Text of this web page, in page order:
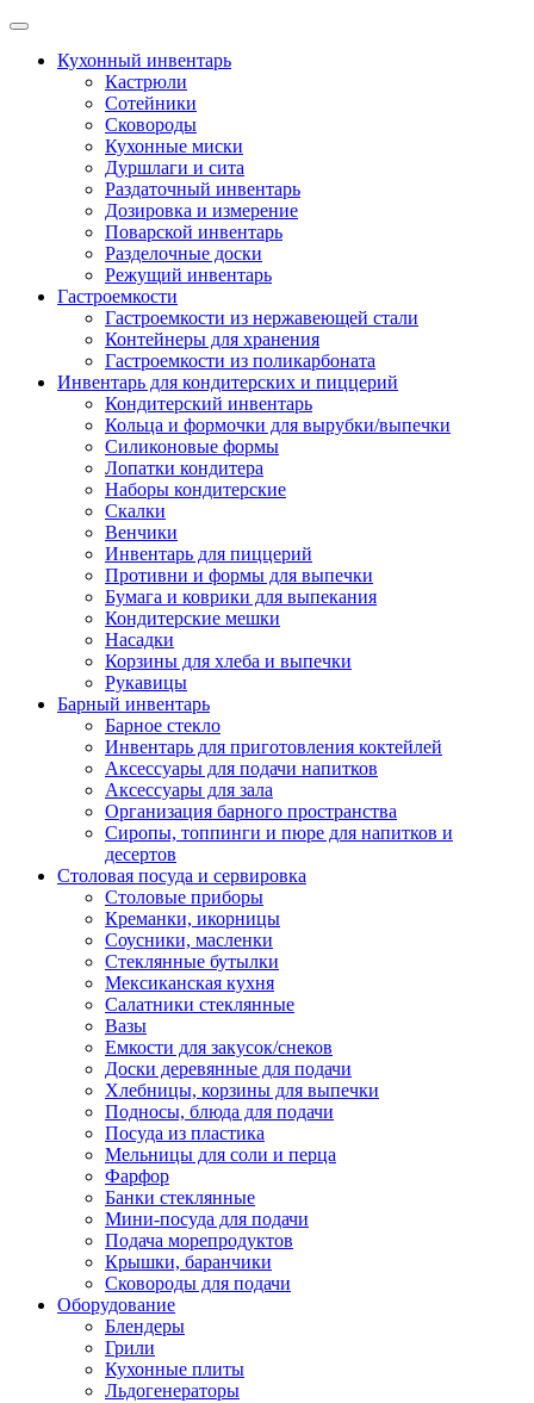
Skip
contentКухонный инвентарь
Кастрюли
Сотейники
Сковороды
Кухонные миски
Дуршлаги и сита
Раздаточный инвентарь
Дозировка и измерение
Поварской инвентарь
Разделочные доски
Режущий инвентарь
Гастроемкости
Гастроемкости из нержавеющей стали
Контейнеры для хранения
Гастроемкости из поликарбоната
Инвентарь для кондитерских и пиццерий
Кондитерский инвентарь
Кольца и формочки для вырубки/выпечки
Силиконовые формы
Лопатки кондитера
Наборы кондитерские
Скалки
Венчики
Инвентарь для пиццерий
Противни и формы для выпечки
Бумага и коврики для выпекания
Кондитерские мешки
Насадки
Корзины для хлеба и выпечки
Рукавицы
Барный инвентарь
Барное стекло
Инвентарь для приготовления коктейлей
Аксессуары для подачи напитков
Аксессуары для зала
Организация барного пространства
Сиропы, топпинги и пюре для напитков и
десертов
Столовая посуда и сервировка
Столовые приборы
Креманки, икорницы
Соусники, масленки
Стеклянные бутылки
Мексиканская кухня
Салатники стеклянные
Вазы
Емкости для закусок/снеков
Доски деревянные для подачи
Хлебницы, корзины для выпечки
Подносы, блюда для подачи
Посуда из пластика
Мельницы для соли и перца
Фарфор
Банки стеклянные
Мини-посуда для подачи
Подача морепродуктов
Крышки, баранчики
Сковороды для подачи
Оборудование
Блендеры
Грили
Кухонные плиты
Льдогенераторы